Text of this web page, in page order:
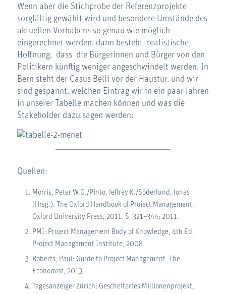
Wenn aber die Stichprobe der Referenzprojekte
sorgfältig gewählt wird und besondere Umstände des
aktuellen Vorhabens so genau wie möglich
eingerechnet werden, dann besteht realistische
Hoffnung, dass die Bürgerinnen und Bürger von den
Politikern künftig weniger angeschwindelt werden. In
Bern steht der Casus Belli vor der Haustür, und wir
sind gespannt, welchen Eintrag wir in ein paar Jahren
in unserer Tabelle machen können und was die
Stakeholder dazu sagen werden:
Quellen:
Morris, Peter W.G./Pinto, Jeffrey K./Söderlund, Jonas
(Hrsg.): The Oxford Handbook of Project Management.
Oxford University Press, 2011. S. 321–344; 2011.
PMI: Project Management Body of Knowledge, 4th Ed.
Project Management Institute, 2008.
Roberts, Paul: Guide to Project Management. The
Economist, 2013.
Tagesanzeiger Zürich: Gescheitertes Millionenprojekt,